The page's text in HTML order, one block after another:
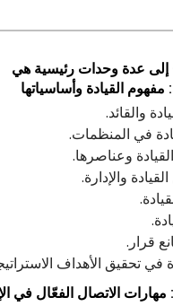
إلى عدة وحدات رئيسية هي
مفهوم القيادة وأساسياتها
والقائد.
في المنظمات.
وعناصرها.
والإدارة.
قرار.
في تحقيق الأهداف
مهارات الاتصال الفعّال في